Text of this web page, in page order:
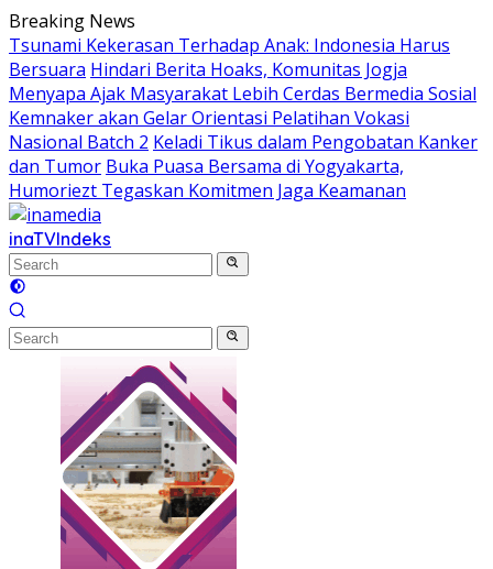
Skip
to
content
Breaking News
Tsunami Kekerasan Terhadap Anak: Indonesia Harus
Bersuara Hindari Berita Hoaks, Komunitas Jogja
Menyapa Ajak Masyarakat Lebih Cerdas Bermedia Sosial
Kemnaker akan Gelar Orientasi Pelatihan Vokasi
Nasional Batch 2 Keladi Tikus dalam Pengobatan Kanker
dan Tumor Buka Puasa Bersama di Yogyakarta,
Humoriezt Tegaskan Komitmen Jaga Keamanan
inaTVIndeks